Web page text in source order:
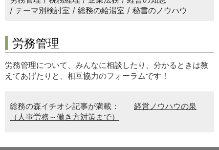
テーマ別検討室
総務の給湯室 秘書のノウハウ
労務管理
労務管理について、みんなに相談したり、分かるときは教
えてあげたりと、相互協力のフォーラムです！
総務の森イチオシ記事が満載：
経営ノウハウの泉
（人事労務～働き方対策まで）